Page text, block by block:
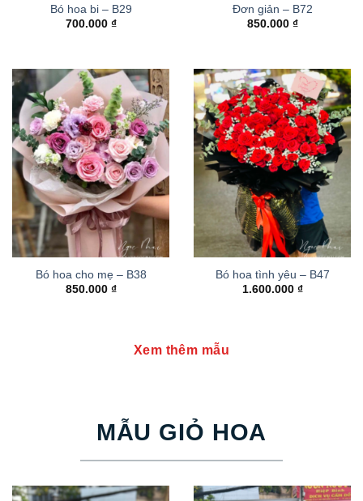
Bó hoa bi – B29
700.000 ₫
Đơn giản – B72
850.000 ₫
Bó hoa cho mẹ – B38
850.000 ₫
Bó hoa tình yêu – B47
1.600.000 ₫
Xem thêm mẫu
MẪU GIỎ HOA